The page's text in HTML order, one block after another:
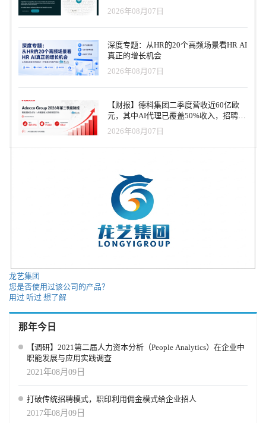
2026年08月07日
深度专题：从HR的20个高频场景看HR AI
真正的增长机会
2026年08月07日
【财报】德科集团二季度营收近60亿欧
元，其中AI代理已覆盖50%收入，招聘服
务进入运营重构阶段
2026年08月07日
龙艺集团
您是否使用过该公司的产品？
用过 听过 想了解
那年今日
【调研】2021第二届人力资本分析（People Analytics）在企业中
职能发展与应用实践调查
2021年08月09日
打破传统招聘模式，职印利用佣金模式给企业招人
2017年08月09日